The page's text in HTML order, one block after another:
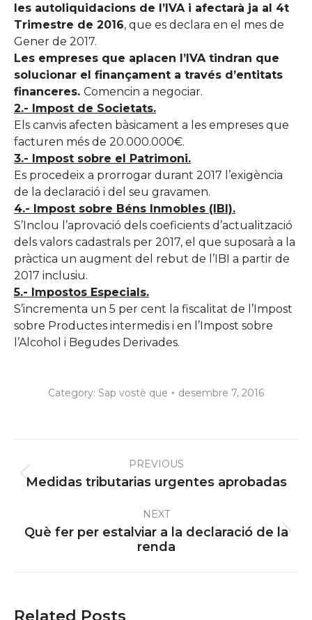
les autoliquidacions de l’IVA i afectarà ja al 4t
Trimestre de 2016, que es declara en el mes de
Gener de 2017.
Les empreses que aplacen l’IVA tindran que
solucionar el finançament a través d’entitats
financeres. Comencin a negociar.
2.- Impost de Societats.
Els canvis afecten bàsicament a les empreses que
facturen més de 20.000.000€.
3.- Impost sobre el Patrimoni.
Es procedeix a prorrogar durant 2017 l’exigència
de la declaració i del seu gravamen.
4.- Impost sobre Béns Inmobles (IBI).
S’Inclou l’aprovació dels coeficients d’actualització
dels valors cadastrals per 2017, el que suposarà a la
pràctica un augment del rebut de l’IBI a partir de
2017 inclusiu.
5.- Impostos Especials.
S’incrementa un 5 per cent la fiscalitat de l’Impost
sobre Productes intermedis i en l’Impost sobre
l’Alcohol i Begudes Derivades.
Category: Sap vostè que desembre 7, 2016
navigationPREVIOUS
Previous
Medidas tributarias urgentes aprobadas
NEXT
Next
post:
Què fer per estalviar a la declaració de la
renda
Related Posts